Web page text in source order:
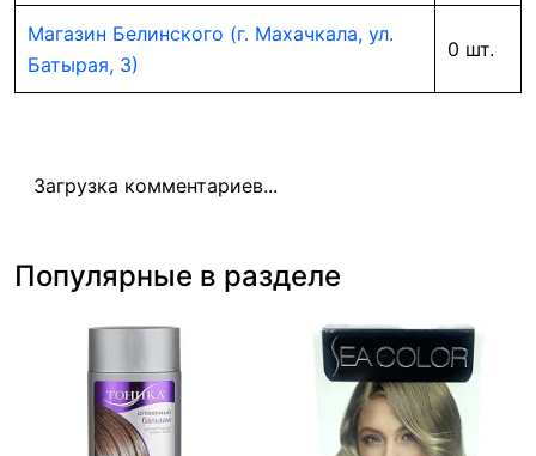
Магазин Белинского (г. Махачкала, ул.
Батырая, 3)
0 шт.
Загрузка комментариев...
Популярные в разделе